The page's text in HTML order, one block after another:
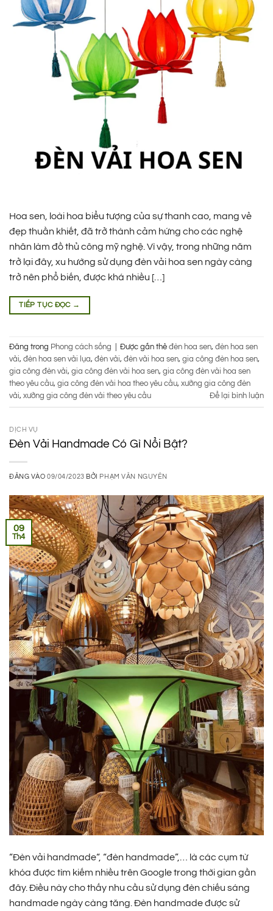
Hoa sen, loài hoa biểu tượng của sự thanh cao, mang vẻ
đẹp thuần khiết, đã trở thành cảm hứng cho các nghệ
nhân làm đồ thủ công mỹ nghệ. Vì vậy, trong những năm
trở lại đây, xu hướng sử dụng đèn vải hoa sen ngày càng
trở nên phổ biến, được khá nhiều […]
TIẾP TỤC ĐỌC →
Đăng trong Phong cách sống Được gắn thẻ đèn hoa sen, đèn hoa sen
vải, đèn hoa sen vải lụa, đèn vải, đèn vải hoa sen, gia công đèn hoa sen,
gia công đèn vải, gia công đèn vải hoa sen, gia công đèn vải hoa sen
theo yêu cầu, gia công đèn vải hoa theo yêu cầu, xưởng gia công đèn
vải, xưởng gia công đèn vải theo yêu cầu Để lại bình luận
DỊCH VỤ
Đèn Vải Handmade Có Gì Nổi Bật?
ĐĂNG VÀO09/04/2023 BỞI PHẠM VĂN NGUYÊN
09
Th4
“Đèn vải handmade“, “đèn handmade”,… là các cụm từ
khóa được tìm kiếm nhiều trên Google trong thời gian gần
đây. Điều này cho thấy nhu cầu sử dụng đèn chiếu sáng
handmade ngày càng tăng. Đèn handmade được sử